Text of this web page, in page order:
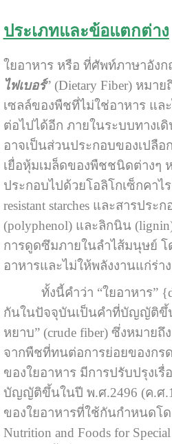
ประเภทและข้อแตกต่าง
ใยอาหาร หรือ ที่ศัพท์ภาษาอังก
ไฟเบอร์” (Dietary Fiber) หมา
เซลล์ของพืชที่ไม่ใช่อาหาร แล
ต่อไปได้อีก ภายในระบบทางเ
อาจเป็นส่วนประกอบของเปลือ
เยื่อหุ้มเมล็ดของพืชชนิดต่างๆ
ประกอบไปด้วยโอลิโกเซ็กคาไร
resistant starches และสารปร
(polyphenol) และลิกนิน
การดูดซึมภายในลำไส้มนุษย์ โ
อาหารและไม่ให้พลังงานแก่ร่า
ทั้งนี้คำว่า “ใยอาหาร”
กันในปัจจุบันเป็นคำที่บัญญัติขึ้
หยาบ” (crude fiber) ซึ่งหมาย
จากพืชที่ทนต่อการย่อยของกร
ของใยอาหาร มีการปรับปรุงเ
บัญญัติขึ้นในปี พ.ศ.2496 (ค.ศ
ของใยอาหารที่ใช้กันกำหนดโด
Nutrition and Foods for